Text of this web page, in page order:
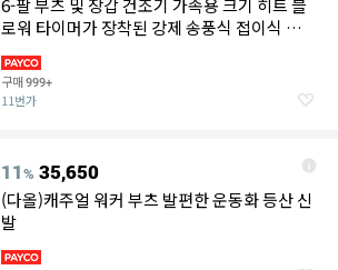
6-팔 부츠 및 장갑 건조기 가족용 크기 히트 블
로워 타이머가 장착된 강제 송풍식 접이식 스
구매999+
11번가
11% 35,650
(다올)캐주얼 워커 부츠 발편한 운동화 등산 신
발